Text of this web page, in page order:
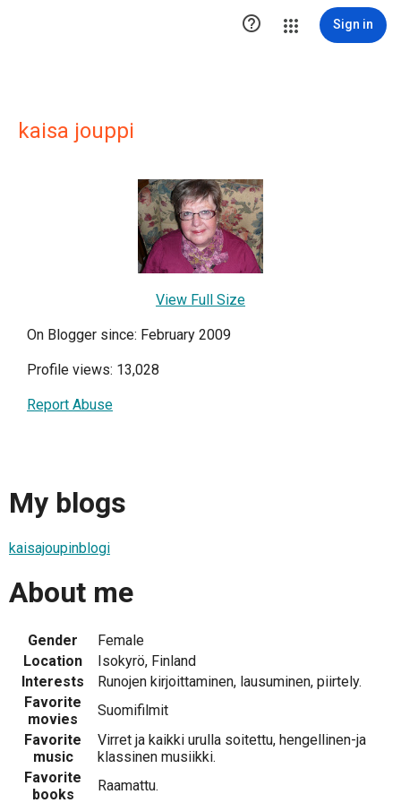
 Sign in
kaisa jouppi
View Full Size
On Blogger since: February 2009
Profile views: 13,028
Report Abuse
My blogs
kaisajoupinblogi
About me
Gender
Female
Location
Isokyrö, Finland
Interests
Runojen kirjoittaminen, lausuminen, piirtely.
Favorite
movies
Suomifilmit
Favorite
music
Virret ja kaikki urulla soitettu, hengellinen-ja
klassinen musiikki.
Favorite
books
Raamattu.